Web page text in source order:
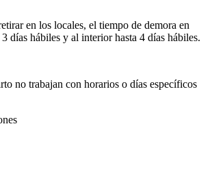
en los locales, el tiempo de demora en
días hábiles y al interior hasta 4 días hábiles.
no trabajan con horarios o días específicos